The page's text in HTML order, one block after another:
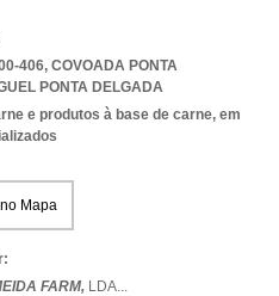
406, COVOADA PONTA
PONTA DELGADA
e produtos à base de carne, em
Mapa
FARM, LDA...